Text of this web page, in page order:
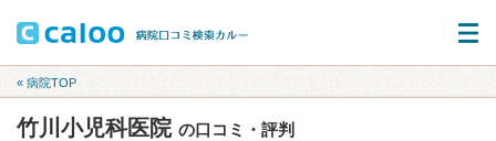
« 病院TOP
竹川小児科医院 の口コミ・評判